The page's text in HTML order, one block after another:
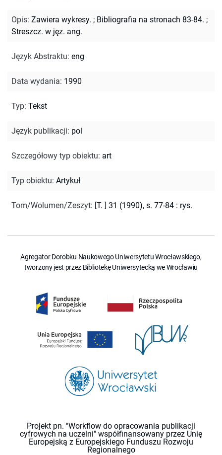
Opis: Zawiera wykresy. ; Bibliografia na stronach 83-84. ;
Streszcz. w jęz. ang.
Język Abstraktu: eng
Data wydania: 1990
Typ: Tekst
Język publikacji: pol
Szczegółowy typ obiektu: art
Typ obiektu: Artykuł
Tom/Wolumen/Zeszyt: [T. ] 31 (1990), s. 77-84 : rys.
Agregator Dorobku Naukowego Uniwersytetu Wrocławskiego,
tworzony jest przez Bibliotekę Uniwersytecką we Wrocławiu
Projekt pn. "Workflow do opracowania publikacji
cyfrowych na uczelni" współfinansowany przez Unię
Europejską z Europejskiego Funduszu Rozwoju
Regionalnego